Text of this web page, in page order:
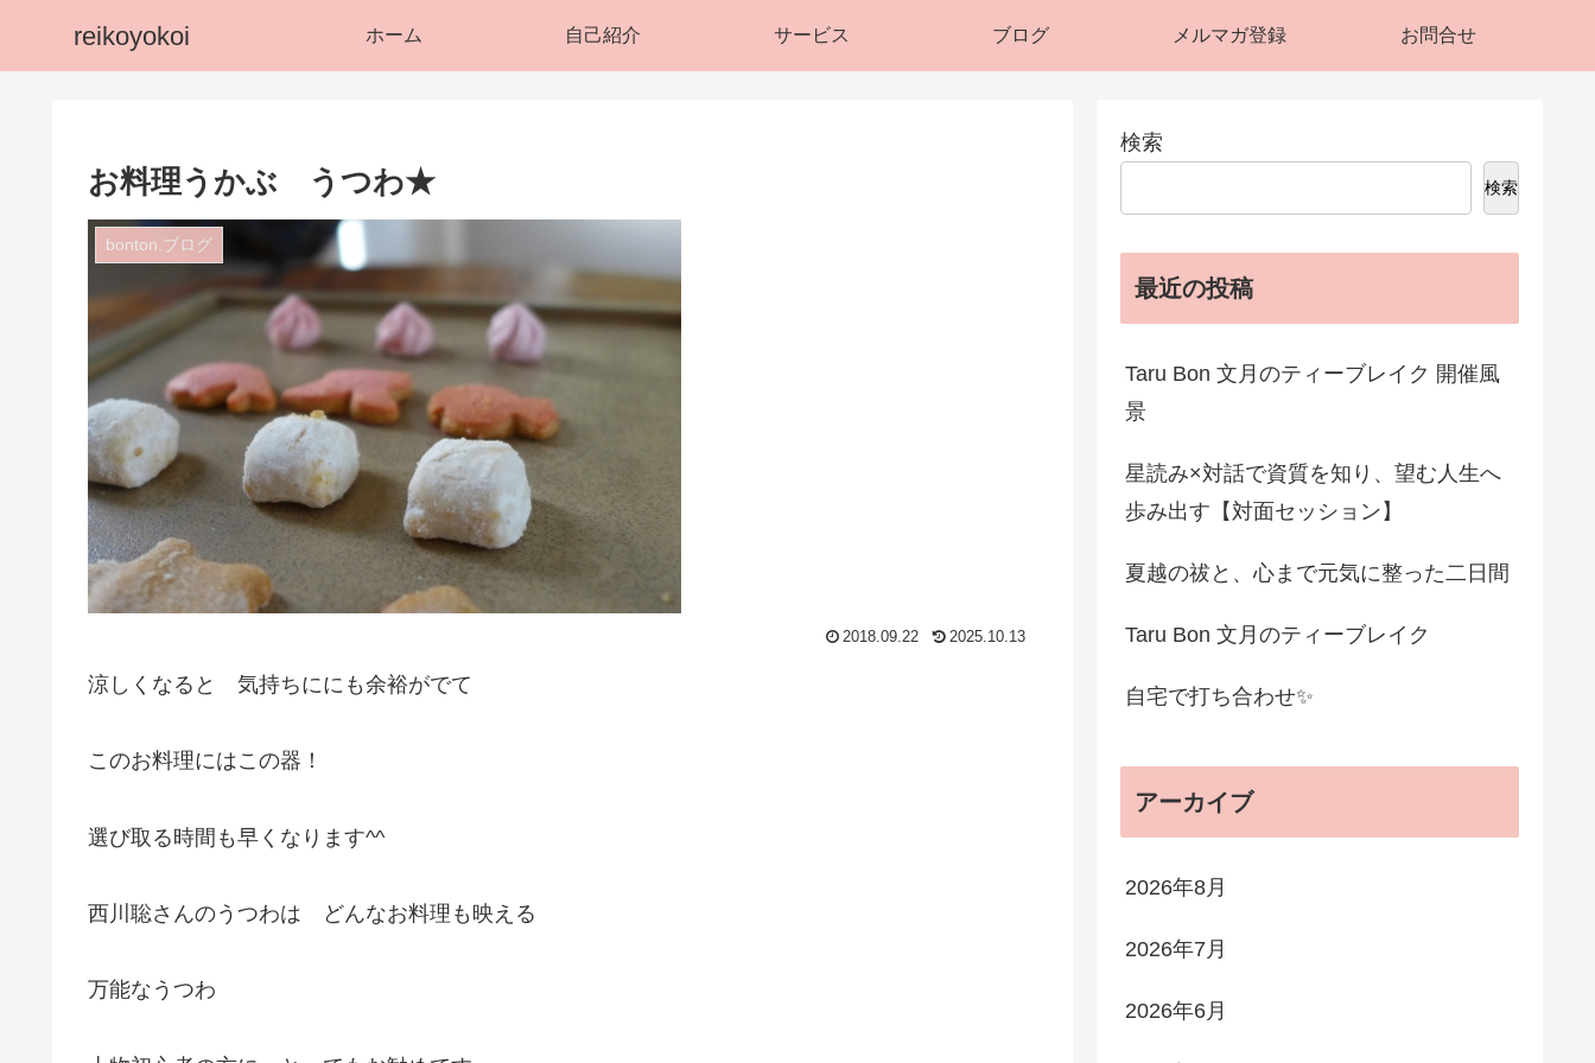
reikoyokoi ホーム 自己紹介 サービス ブログ メルマガ登録 お問合せ
お料理うかぶ うつわ★
bonton.ブログ
2018.09.22 2025.10.13
涼しくなると 気持ちににも余裕がでて
このお料理にはこの器！
選び取る時間も早くなります^^
西川聡さんのうつわは どんなお料理も映える
万能なうつわ
検索
検索
最近の投稿
Taru Bon 文月のティーブレイク 開催風
景
星読み×対話で資質を知り、望む人生へ
歩み出す【対面セッション】
夏越の祓と、心まで元気に整った二日間
Taru Bon 文月のティーブレイク
自宅で打ち合わせ✨
アーカイブ
2026年8月
2026年7月
2026年6月